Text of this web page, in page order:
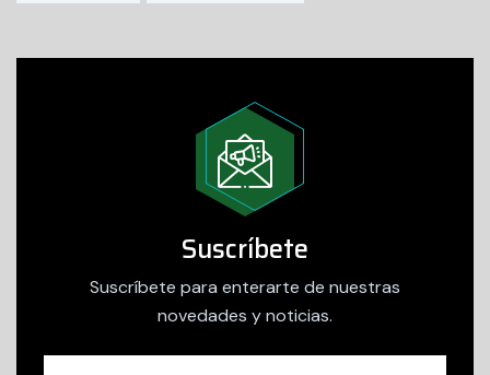
Suscríbete
Suscríbete para enterarte de nuestras
novedades y noticias.